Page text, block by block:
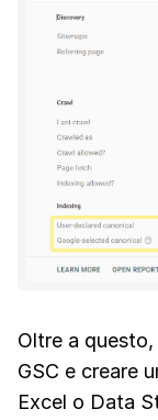
Oltre a
GSC e creare
Excel o Data